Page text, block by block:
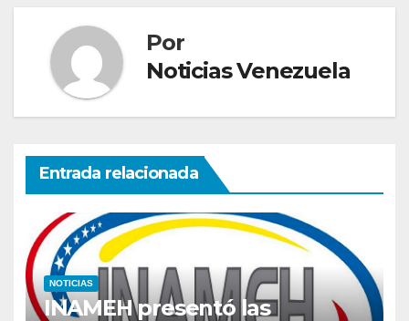
Por
Noticias Venezuela
Entrada relacionada
NOTICIAS
INAMEH presentó las